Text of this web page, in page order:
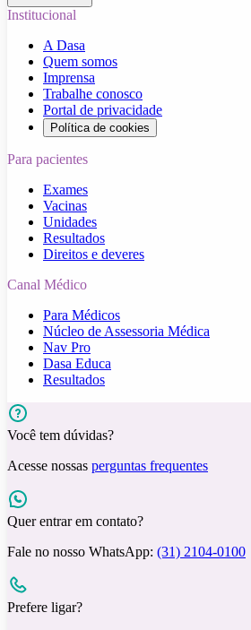
Institucional
A Dasa
Quem somos
Imprensa
Trabalhe conosco
Portal de privacidade
Política de cookies
Para pacientes
Exames
Vacinas
Unidades
Resultados
Direitos e deveres
Canal Médico
Para Médicos
Núcleo de Assessoria Médica
Nav Pro
Dasa Educa
Resultados
Você tem dúvidas?
Acesse nossas perguntas frequentes
Quer entrar em contato?
Fale no nosso WhatsApp: (31) 2104-0100
Prefere ligar?